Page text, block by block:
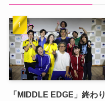
「MIDDLE EDGE」終わり